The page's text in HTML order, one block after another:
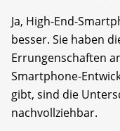
Ja, High-End-
besser. Sie haben
Errungenschaften
Smartphone-
gibt, sind die
nachvollziehbar.